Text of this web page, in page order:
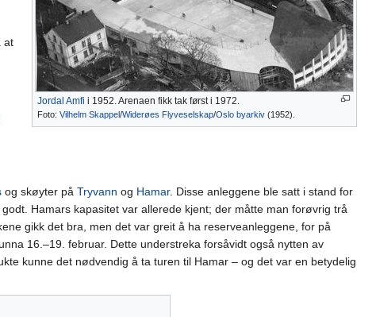
Jordal Amfi i 1952. Arenaen fikk tak først i 1972.
Foto: Vilhelm Skappel/Widerøes Flyveselskap/Oslo byarkiv (1952).
at
og skøyter på Tryvann og Hamar. Disse anleggene ble satt i stand for
Hamars kapasitet var allerede kjent; der måtte man forøvrig trå
gikk det bra, men det var greit å ha reserveanleggene, for på
16.–19. februar. Dette understreka forsåvidt også nytten av
kunne det nødvendig å ta turen til Hamar – og det var en betydelig